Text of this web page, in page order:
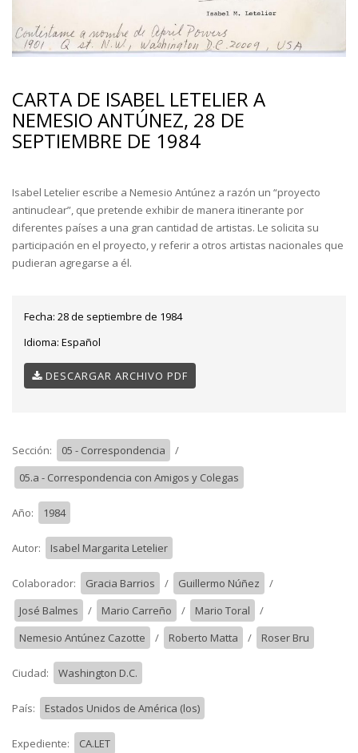
CARTA DE ISABEL LETELIER A
NEMESIO ANTÚNEZ, 28 DE
SEPTIEMBRE DE 1984
Isabel Letelier escribe a Nemesio Antúnez a razón un “proyecto
antinuclear”, que pretende exhibir de manera itinerante por
diferentes países a una gran cantidad de artistas. Le solicita su
participación en el proyecto, y referir a otros artistas nacionales que
pudieran agregarse a él.
Fecha: 28 de septiembre de 1984
Idioma: Español
DESCARGAR ARCHIVO PDF
Sección: 05 - Correspondencia
/
05.a - Correspondencia con Amigos y Colegas
Año: 1984
Autor: Isabel Margarita Letelier
Colaborador: Gracia Barrios / Guillermo Núñez
/
José Balmes
/ Mario Carreño / Mario Toral
/
Nemesio Antúnez Cazotte
/ Roberto Matta / Roser Bru
Ciudad: Washington D.C.
País: Estados Unidos de América (los)
Expediente: CA.LET